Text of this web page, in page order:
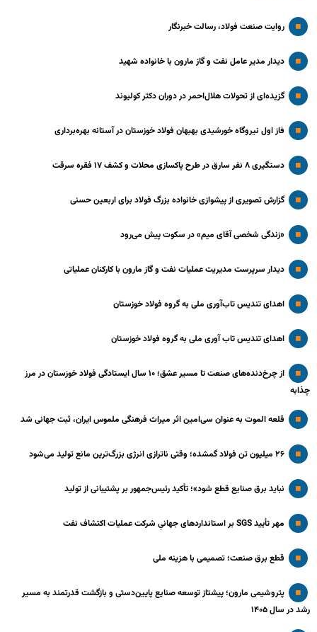
روایت صنعت فولاد،‌ رسالت خبرنگار
دیدار مدیر عامل نفت و گاز مارون با خانواده شهید
گزیده‌ای از تحولات هلال‌احمر در دوران دکتر کولیوند
فاز اول نیروگاه خورشیدی بهبهان فولاد خوزستان در آستانه بهره‌برداری
دستگیری ۸ نفر سارق در طرح پاکسازی محلات و کشف ۱۷ فقره سرقت
گزارش تصویری از پیشوازی خانواده بزرگ فولاد برای اربعین حسنی
«زندگی شخصی آقای میم» در سکوت پیش می‌رود
دیدار سرپرست مدیریت عملیات نفت و گاز مارون با کارکنان عملیاتی
اهدای تندیس تاب‌آوری ملی به گروه فولاد خوزستان
اهدای تندیس تاب آوری ملی به گروه فولاد خوزستان
از چرخ‌دنده‌های صنعت تا مسیر عشق؛ ۱۰ سال ایستادگی فولاد خوزستان در مرز
چذابه
قلعه الموت به عنوان سی‌امین اثر میراث‌ فرهنگی ملموس ایران، ثبت جهانی شد
۲۶ میلیون تن فولاد گمشده؛ وقتی ناترازی انرژی بزرگ‌ترین مانع تولید می‌شود
نباید برق صنایع قطع شود»؛ تأکید رئیس‌جمهور بر پشتیبانی از تولید
مهر تأیید SGS بر استانداردهای جهانیِ شرکت عملیات اکتشاف نفت
قطع برق صنعت؛ تصمیمی با هزینه ملی
پتروشیمی مارون؛ پیشتاز توسعه صنایع پایین‌دستی و بازگشت قدرتمند به مسیر
رشد در سال ۱۴۰۵